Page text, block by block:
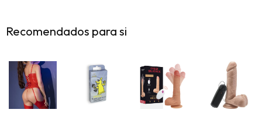
Recomendados para si